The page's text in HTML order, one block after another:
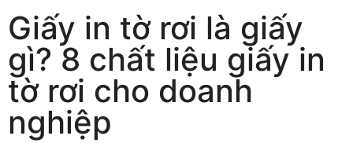
Giấy in tờ rơi là giấy
gì? 8 chất liệu giấy in
tờ rơi cho doanh
nghiệp